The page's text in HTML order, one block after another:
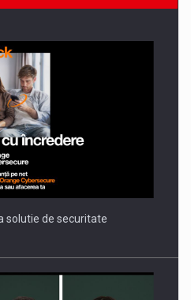
solutie de securitate